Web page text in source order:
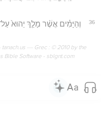
36 וְהַיָּמִ֗ים אֲשֶׁ֨ר מָלַ֤ךְ יֵהוּא֙
--- Grec : © 2010 by the
Bible Software - sblgnt.com